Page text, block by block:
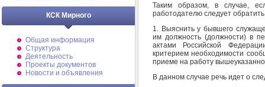
КСК Мирного
Общая информация
Структура
Деятельность
Проекты документов
Новости и объявления
Таким образом, в случае,
работодателю следует
1. Выяснить у бывшего
им должность (должности) в
актами Российской
критерием необходимости
приеме на работу
В данном случае речь идет о